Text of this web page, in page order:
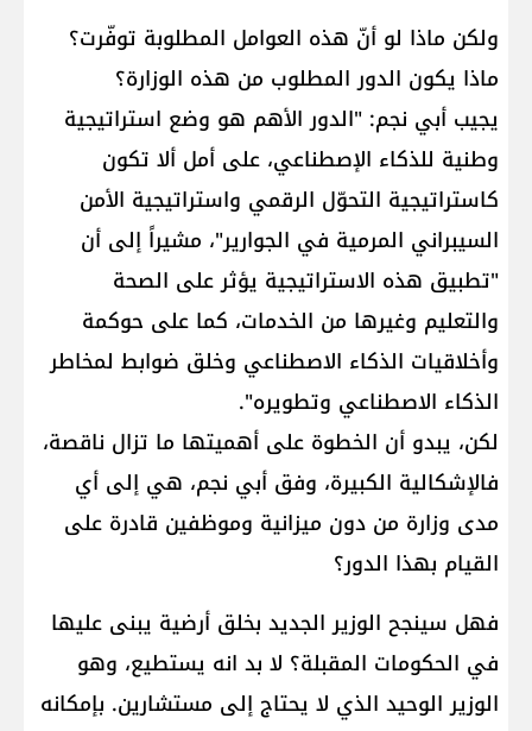
ولكن ماذا لو أنّ هذه العوامل المطلوبة توفّرت؟
ماذا يكون الدور المطلوب من هذه الوزارة؟
يجيب أبي نجم: "الدور الأهم هو وضع استراتيجية
وطنية للذكاء الإصطناعي، على أمل ألا تكون
كاستراتيجية التحوّل الرقمي واستراتيجية الأمن
السيبراني المرمية في الجوارير"، مشيراً إلى أن
"تطبيق هذه الاستراتيجية يؤثر على الصحة
والتعليم وغيرها من الخدمات، كما على حوكمة
وأخلاقيات الذكاء الاصطناعي وخلق ضوابط لمخاطر
الذكاء الاصطناعي وتطويره".
لكن، يبدو أن الخطوة على أهميتها ما تزال ناقصة،
فالإشكالية الكبيرة، وفق أبي نجم، هي إلى أي
مدى وزارة من دون ميزانية وموظفين قادرة على
القيام بهذا الدور؟
فهل سينجح الوزير الجديد بخلق أرضية يبنى عليها
في الحكومات المقبلة؟ لا بد انه يستطيع، وهو
الوزير الوحيد الذي لا يحتاج إلى مستشارين. بإمكانه